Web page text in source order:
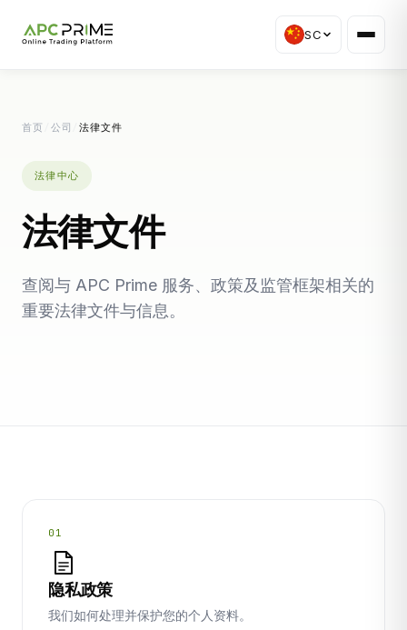
SC
首页 公司 /法律文件
法律中心
法律文件
查阅与 APC Prime 服务、政策及监管框架相关的
重要法律文件与信息。
01
隐私政策
我们如何处理并保护您的个人资料。